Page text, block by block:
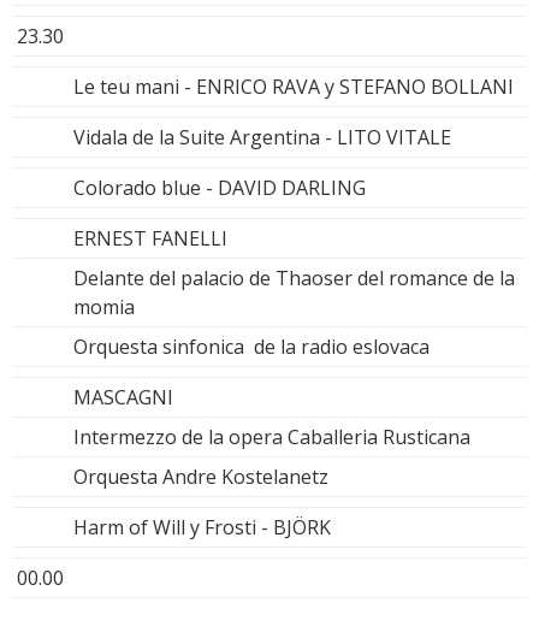
23.30
Le teu mani - ENRICO RAVA y STEFANO BOLLANI
Vidala de la Suite Argentina - LITO VITALE
Colorado blue - DAVID DARLING
ERNEST FANELLI
Delante del palacio de Thaoser del romance de la
momia
Orquesta sinfonica de la radio eslovaca
MASCAGNI
Intermezzo de la opera Caballeria Rusticana
Orquesta Andre Kostelanetz
Harm of Will y Frosti - BJÖRK
00.00